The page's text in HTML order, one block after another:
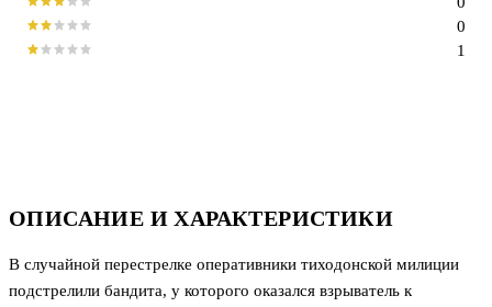
ОПИСАНИЕ И ХАРАКТЕРИСТИКИ
В случайной перестрелке оперативники тиходонской милиции
подстрелили бандита, у которого оказался взрыватель к
1
0